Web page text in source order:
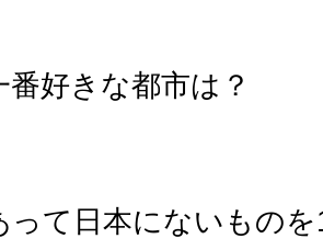
番好きな都市は？
って日本にないもの